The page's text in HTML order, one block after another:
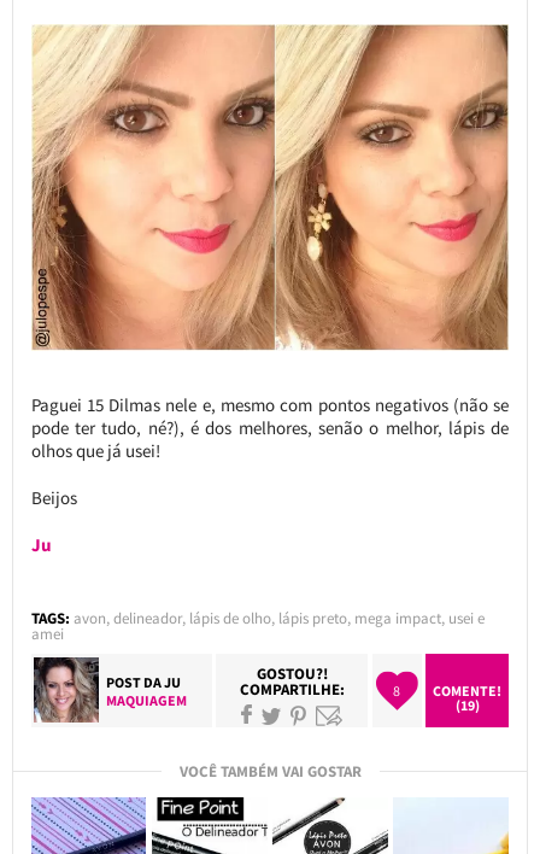
Paguei 15 Dilmas nele e, mesmo com pontos negativos (não se
pode ter tudo, né?), é dos melhores, senão o melhor, lápis de
olhos que já usei!
Beijos
Ju
TAGS: avon,delineador, lápis de olho, lápis preto, mega impact, usei e
amei
POST DAJU
MAQUIAGEM
GOSTOU?!
COMPARTILHE: 8
COMENTE!
(19)
VOCÊ TAMBÉM VAI GOSTAR